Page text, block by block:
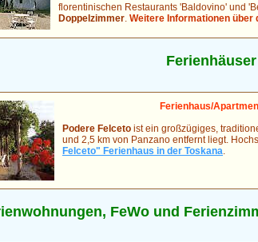
florentinischen Restaurants 'Baldovino' und
Doppelzimmer. Weitere Informationen über
Ferienhaus/
Podere Felceto ist ein großzügiges,
und 2,5 km von Panzano entfernt liegt.
Felceto" Ferienhaus in der Toskana.
FeWo und